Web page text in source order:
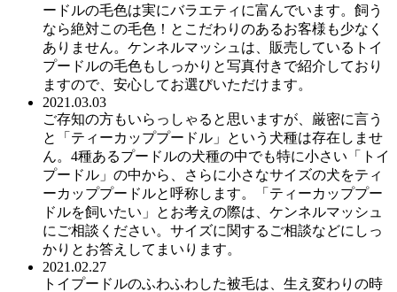
ードルの毛色は実にバラエティに富んでいます。飼う
なら絶対この毛色！とこだわりのあるお客様も少なく
ありません。ケンネルマッシュは、販売しているトイ
プードルの毛色もしっかりと写真付きで紹介しており
ますので、安心してお選びいただけます。
2021.03.03
ご存知の方もいらっしゃると思いますが、厳密に言う
と「ティーカッププードル」という犬種は存在しませ
ん。4種あるプードルの犬種の中でも特に小さい「トイ
プードル」の中から、さらに小さなサイズの犬をティ
ーカッププードルと呼称します。「ティーカッププー
ドルを飼いたい」とお考えの際は、ケンネルマッシュ
にご相談ください。サイズに関するご相談などにしっ
かりとお答えしてまいります。
2021.02.27
トイプードルのふわふわした被毛は、生え変わりの時